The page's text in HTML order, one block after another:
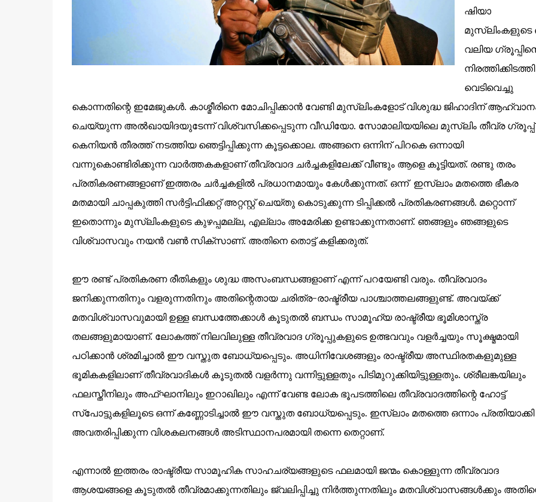
ഷിയാ
മുസ്ലിംകളുടെ
വലിയ
നിരത്തിക്കിടത്തി
വെടിവെച്ചു
കൊന്നതിന്റെ ഇമേജുകൾ. കാശ്മീരിനെ മോചിപ്പിക്കാൻ വേണ്ടി മുസ്ലിംകളോട് വിശുദ്ധ ജിഹാദിന്
ചെയ്യുന്ന അൽഖായിദയുടേന്ന് വിശ്വസിക്കപ്പെടുന്ന വീഡിയോ. സോമാലിയയിലെ മുസ്ലിം തീവ്ര ഗ്രൂപ്പ്
കെനിയൻ തീരത്ത്‌ നടത്തിയ ഞെട്ടിപ്പിക്കുന്ന കൂട്ടക്കൊല. അങ്ങനെ ഒന്നിന് പിറകെ ഒന്നായി
വന്നുകൊണ്ടിരിക്കുന്ന വാർത്തകകളാണ് തീവ്രവാദ ചർച്ചകളിലേക്ക് വീണ്ടും ആളെ കൂട്ടിയത്. രണ്ടു തരം
പ്രതികരണങ്ങളാണ് ഇത്തരം ചർച്ചകളിൽ പ്രധാനമായും കേൾക്കുന്നത്. ഒന്ന് ഇസ്ലാം മതത്തെ ഭീകര
മതമായി ചാപ്പകുത്തി സർട്ടിഫിക്കറ്റ് അറ്റസ്റ്റ് ചെയ്തു കൊടുക്കുന്ന ടിപ്പിക്കൽ പ്രതികരണങ്ങൾ. മറ്റൊന്ന്
ഇതൊന്നും മുസ്ലിംകളുടെ കുഴപ്പമല്ല, എല്ലാം അമേരിക്ക ഉണ്ടാക്കുന്നതാണ്. ഞങ്ങളും ഞങ്ങളുടെ
വിശ്വാസവും നയൻ വണ്‍ സിക്സാണ്. അതിനെ തൊട്ട് കളിക്കരുത്.
ഈ രണ്ട് പ്രതികരണ രീതികളും ശുദ്ധ അസംബന്ധങ്ങളാണ് എന്ന് പറയേണ്ടി വരും. തീവ്രവാദം
ജനിക്കുന്നതിനും വളരുന്നതിനും അതിന്റെതായ ചരിത്ര-രാഷ്ട്രീയ പാശ്ചാത്തലങ്ങളുണ്ട്‌. അവയ്ക്ക്
മതവിശ്വാസവുമായി ഉള്ള ബന്ധത്തേക്കാൾ കൂടുതൽ ബന്ധം സാമൂഹ്യ രാഷ്ട്രീയ ഭൂമിശാസ്ത്ര
തലങ്ങളുമായാണ്. ലോകത്ത് നിലവിലുള്ള തീവ്രവാദ ഗ്രൂപ്പുകളുടെ ഉത്ഭവവും വളർച്ചയും സൂക്ഷ്മമായി
പഠിക്കാൻ ശ്രമിച്ചാൽ ഈ വസ്തുത ബോധ്യപ്പെടും. അധിനിവേശങ്ങളും രാഷ്ട്രീയ അസ്ഥിരതകളുമുള്ള
ഭൂമികകളിലാണ് തീവ്രവാദികൾ കൂടുതൽ വളർന്നു വന്നിട്ടുള്ളതും പിടിമുറുക്കിയിട്ടുള്ളതും. ശ്രീലങ്കയിലും
ഫലസ്തീനിലും അഫ്ഘാനിലും ഇറാഖിലും എന്ന് വേണ്ട ലോക ഭൂപടത്തിലെ തീവ്രവാദത്തിന്റെ ഹോട്ട്
സ്പോട്ടുകളിലൂടെ ഒന്ന് കണ്ണോടിച്ചാൽ ഈ വസ്തുത ബോധ്യപ്പെടും. ഇസ്ലാം മതത്തെ ഒന്നാം പ്രതിയാക്കി
അവതരിപ്പിക്കുന്ന വിശകലനങ്ങൾ അടിസ്ഥാനപരമായി തന്നെ തെറ്റാണ്.
എന്നാൽ ഇത്തരം രാഷ്ട്രീയ സാമൂഹിക സാഹചര്യങ്ങളുടെ ഫലമായി ജന്മം കൊള്ളുന്ന തീവ്രവാദ
ആശയങ്ങളെ കൂടുതൽ തീവ്രമാക്കുന്നതിലും ജ്വലിപ്പിച്ചു നിർത്തുന്നതിലും മതവിശ്വാസങ്ങൾക്കും